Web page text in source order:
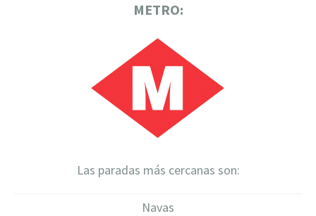
METRO:
Las paradas más cercanas son:
Navas